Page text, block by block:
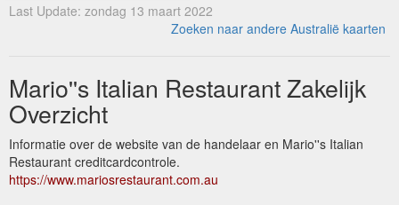
Last Update: zondag 13 maart 2022
Zoeken naar andere Australië kaarten
Mario''s Italian Restaurant Zakelijk
Overzicht
Informatie over de website van de handelaar en Mario''s Italian
Restaurant creditcardcontrole.
https://www.mariosrestaurant.com.au